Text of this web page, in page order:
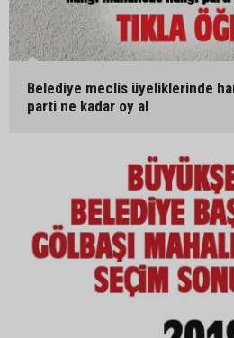
Belediye meclis üyeliklerinde
parti ne kadar oy al